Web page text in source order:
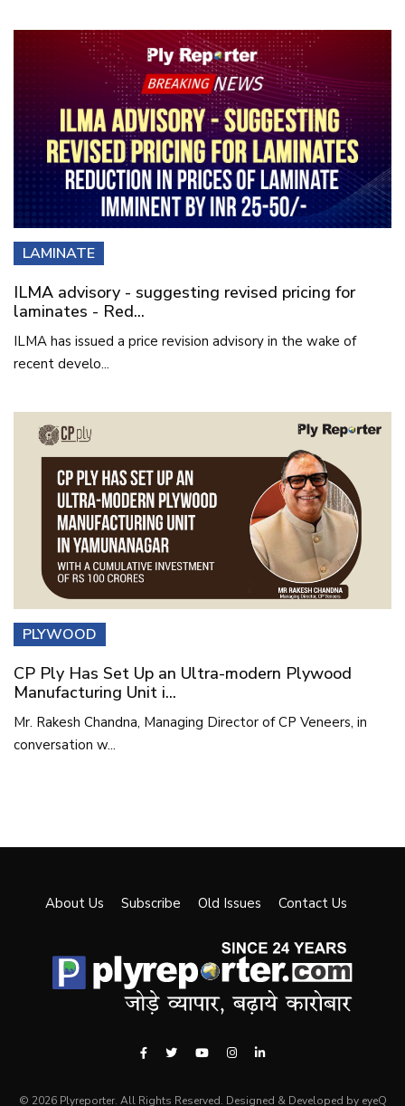
LAMINATE
ILMA advisory - suggesting revised pricing for
laminates - Red...
ILMA has issued a price revision advisory in the wake of
recent develo...
PLYWOOD
CP Ply Has Set Up an Ultra-modern Plywood
Manufacturing Unit i...
Mr. Rakesh Chandna, Managing Director of CP Veneers, in
conversation w...
About Us Subscribe Old Issues Contact Us
© 2026 Plyreporter. All Rights Reserved. Designed & Developed by eyeQ